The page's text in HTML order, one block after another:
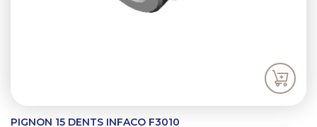
PIGNON 15 DENTS INFACO F3010